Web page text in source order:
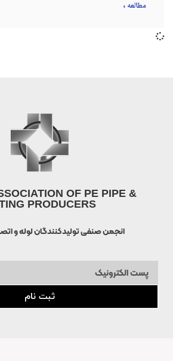
مطالعه »
OF PE PIPE &
PRODUCERS
انجمن صنفی تولیدکنندگان لوله و
ثبت نام